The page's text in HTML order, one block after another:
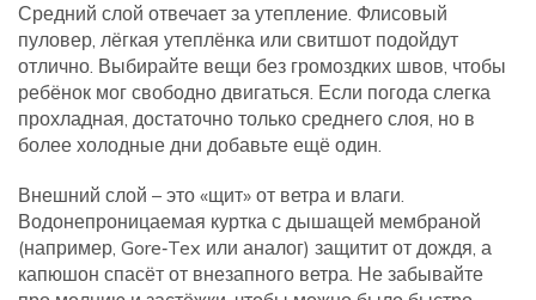
Средний слой отвечает за утепление. Флисовый
пуловер, лёгкая утеплёнка или свитшот подойдут
отлично. Выбирайте вещи без громоздких швов, чтобы
ребёнок мог свободно двигаться. Если погода слегка
прохладная, достаточно только среднего слоя, но в
более холодные дни добавьте ещё один.
Внешний слой – это «щит» от ветра и влаги.
Водонепроницаемая куртка с дышащей мембраной
(например, Gore‑Tex или аналог) защитит от дождя, а
капюшон спасёт от внезапного ветра. Не забывайте